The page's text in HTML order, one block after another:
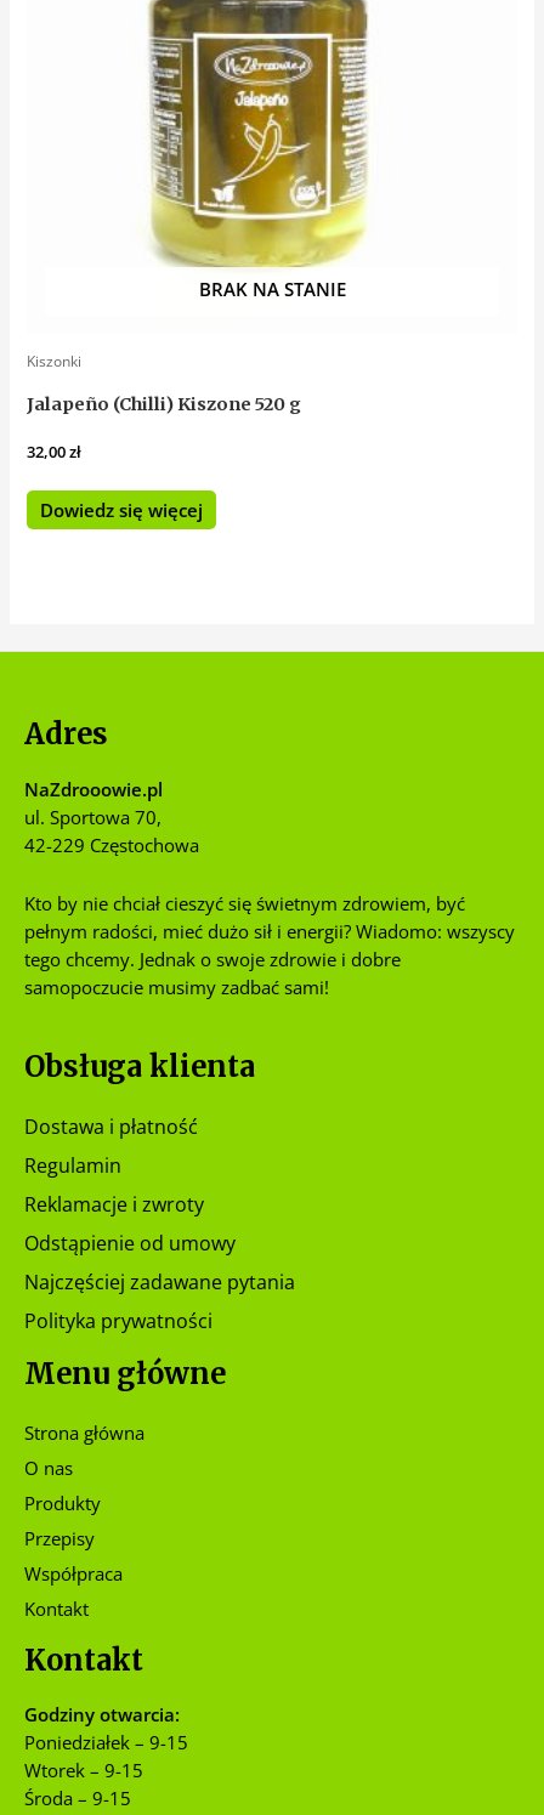
BRAK NA STANIE
Kiszonki
Jalapeño (Chilli) Kiszone 520 g
32,00zł
Dowiedz się więcej
Adres
NaZdrooowie.pl
ul. Sportowa 70,
42-229 Częstochowa
Kto by nie chciał cieszyć się świetnym zdrowiem, być
pełnym radości, mieć dużo sił i energii? Wiadomo: wszyscy
tego chcemy. Jednak o swoje zdrowie i dobre
samopoczucie musimy zadbać sami!
Obsługa klienta
Dostawa i płatność
Regulamin
Reklamacje i zwroty
Odstąpienie od umowy
Najczęściej zadawane pytania
Polityka prywatności
Menu główne
Strona główna
O nas
Produkty
Przepisy
Współpraca
Kontakt
Kontakt
Godziny otwarcia:
Poniedziałek – 9-15
Wtorek – 9-15
Środa – 9-15